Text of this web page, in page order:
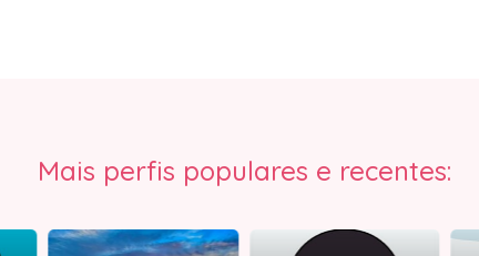
Mais perfis populares e recentes: